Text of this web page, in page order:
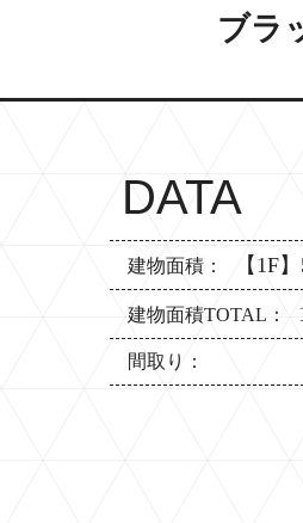
ブラ
DATA
建物面積： 【1F
建物面積TOTAL：
間取り：